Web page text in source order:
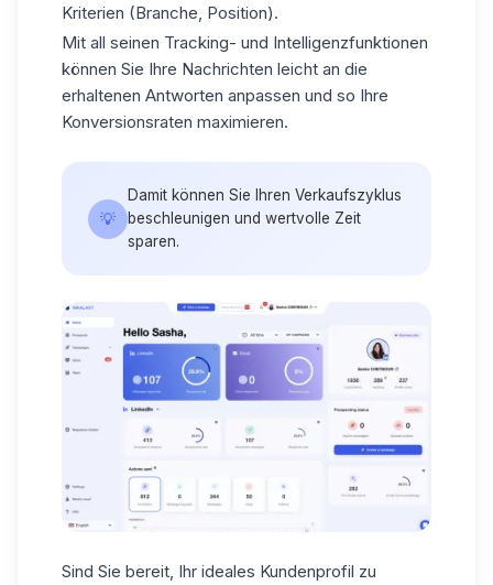
Kriterien (Branche, Position).
Mit all seinen Tracking- und Intelligenzfunktionen
können Sie Ihre Nachrichten leicht an die
erhaltenen Antworten anpassen und so Ihre
Konversionsraten maximieren.
💡
Damit können Sie Ihren Verkaufszyklus
beschleunigen und wertvolle Zeit
sparen.
Sind Sie bereit, Ihr ideales Kundenprofil zu